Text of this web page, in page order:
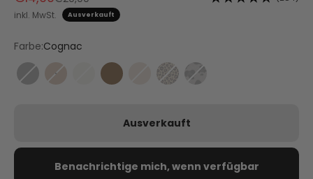
inkl. MwSt.
Ausverkauft
Farbe:Cognac
Black Cognac CremaMocha Sand Leo SandLeo Grey
Ausverkauft
Benachrichtige mich, wenn verfügbar